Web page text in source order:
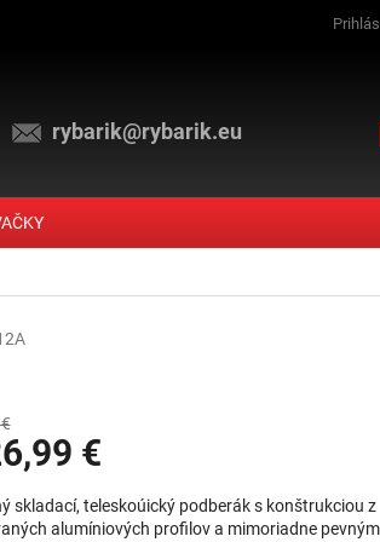
rybarik@rybarik.eu
€
cena:
skladací, teleskoúický podberák s konštrukciou z
alumíniových profilov a mimoriadne